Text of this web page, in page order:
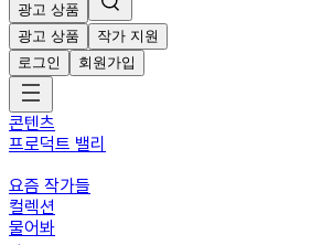
광고 상품
광고 상품
작가 지원
로그인
회원가입
콘텐츠
프로덕트 밸리
요즘 작가들
컬렉션
물어봐